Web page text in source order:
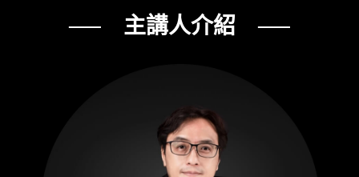
── 主講人介紹 ──